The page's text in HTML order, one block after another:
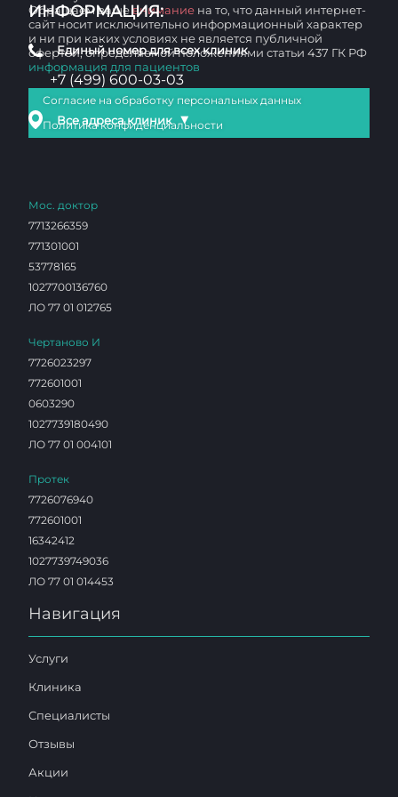
ИНФОРМАЦИЯ:
Единый номер для всех клиник
+7 (499) 600-03-03
Все адреса клиник ▼
Обращаем вашевнимание на то, что данный интернет-
сайт носит исключительно информационный характер
и ни при каких условиях не является публичной
офертой, определяемой положениями статьи 437 ГК РФ
информация для пациентов
Согласие на обработку персональных данных
Политика конфиденциальности
Мос. доктор
7713266359
771301001
53778165
1027700136760
ЛО 77 01 012765
Чертаново И
7726023297
772601001
0603290
1027739180490
ЛО 77 01 004101
Протек
7726076940
772601001
16342412
1027739749036
ЛО 77 01 014453
Навигация
Услуги
Клиника
Специалисты
Отзывы
Акции